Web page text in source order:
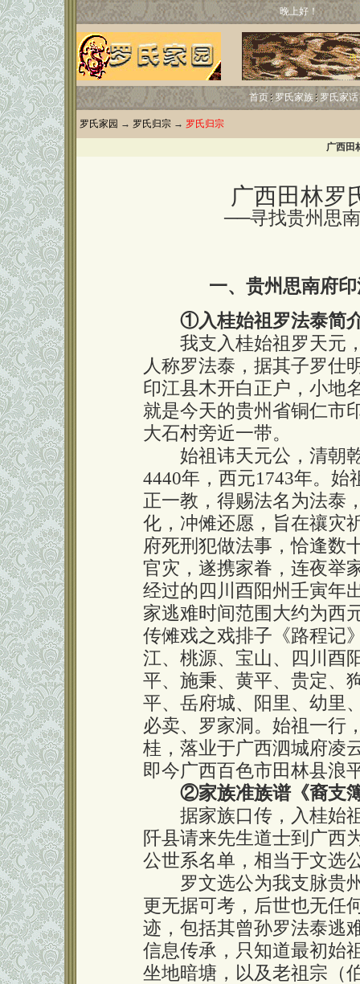
晚上好！
首页 罗氏家族 罗氏家话
罗氏家园 → 罗氏归宗 → 罗氏归宗
广西田
广西田林罗
──寻找贵州思南府
一、贵州思南府
①入桂始祖罗法泰简
我支入桂始祖罗天元，
人称罗法泰，据其子罗仕
印江县木开白正户，小地
就是今天的贵州省铜仁市
大石村旁近一带。
始祖讳天元公，清朝乾
4440年，西元1743年。
正一教，得赐法名为法泰
化，冲傩还愿，旨在禳灾
府死刑犯做法事，恰逢数
官灾，遂携家眷，连夜举
经过的四川酉阳州壬寅年
家逃难时间范围大约为西
传傩戏之戏排子《路程记
江、桃源、宝山、四川酉
平、施秉、黄平、贵定、
平、岳府城、阳里、幼里
必卖、罗家洞。始祖一行
桂，落业于广西泗城府凌
即今广西百色市田林县浪
②家族准族谱《裔支
据家族口传，入桂始祖
阡县请来先生道士到广西
公世系名单，相当于文选
罗文选公为我支脉贵州
更无据可考，后世也无任
迹，包括其曾孙罗法泰逃
信息传承，只知道最初始
坐地暗塘，以及老祖宗（